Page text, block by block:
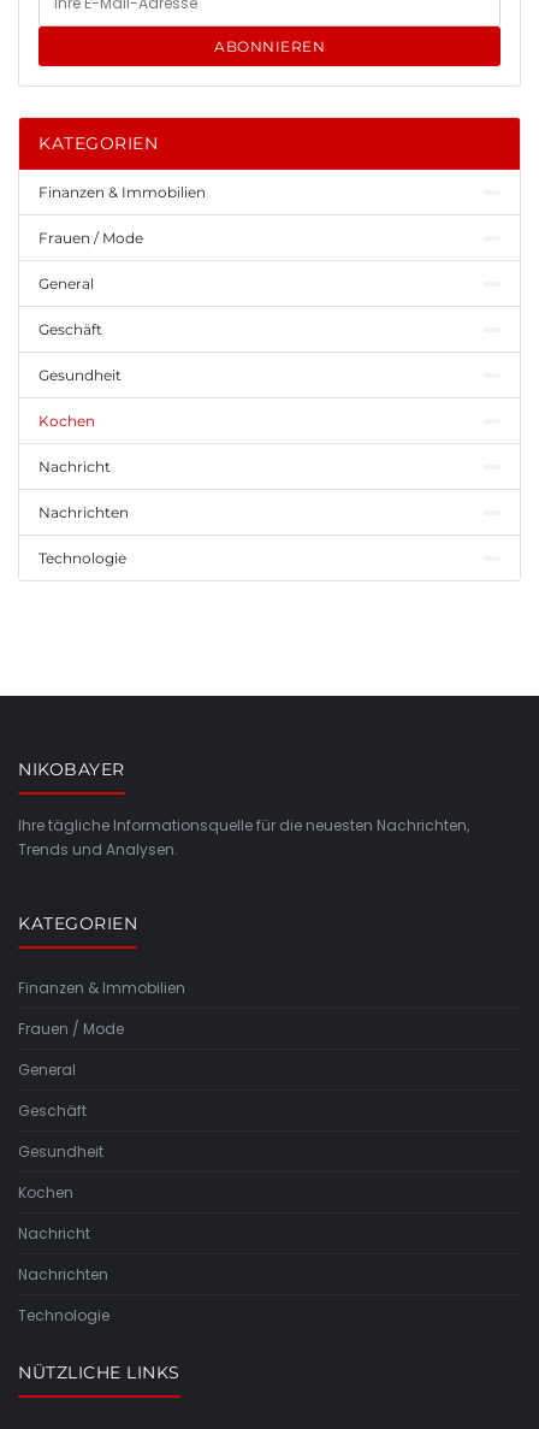
ABONNIEREN
KATEGORIEN
Finanzen & Immobilien
Frauen / Mode
General
Geschäft
Gesundheit
Kochen
Nachricht
Nachrichten
Technologie
NIKOBAYER
Ihre tägliche Informationsquelle für die neuesten Nachrichten,
Trends und Analysen.
KATEGORIEN
Finanzen & Immobilien
Frauen / Mode
General
Geschäft
Gesundheit
Kochen
Nachricht
Nachrichten
Technologie
NÜTZLICHE LINKS